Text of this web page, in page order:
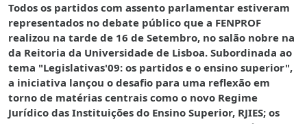
Todos os partidos com assento parlamentar estiveram
representados no debate público que a FENPROF
realizou na tarde de 16 de Setembro, no salão nobre na
da Reitoria da Universidade de Lisboa. Subordinada ao
tema "Legislativas'09: os partidos e o ensino superior",
a iniciativa lançou o desafio para uma reflexão em
torno de matérias centrais como o novo Regime
Jurídico das Instituições do Ensino Superior, RJIES; os